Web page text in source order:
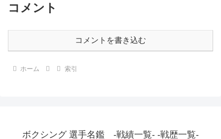
コメント
コメントを書き込む
ホーム 索引
ボクシング 選手名鑑 -戦績一覧- -戦歴一覧-